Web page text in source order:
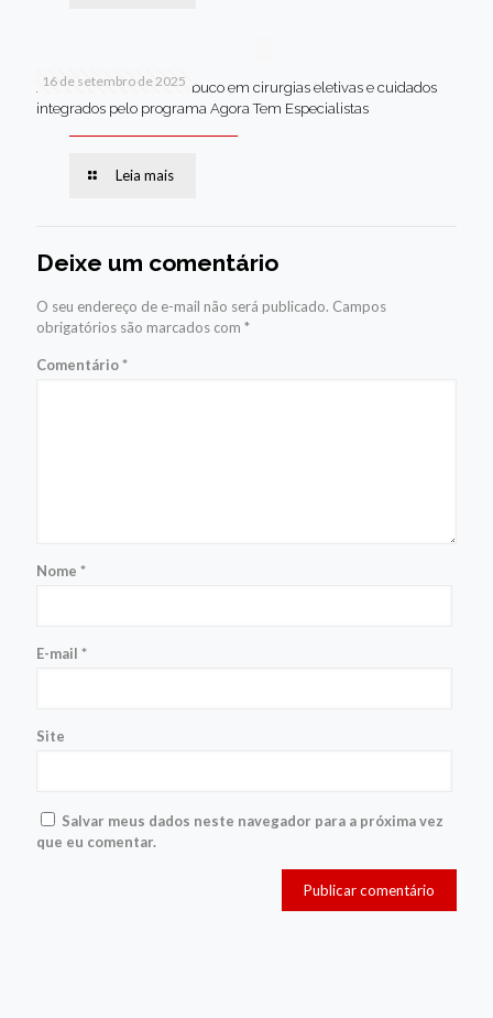
16 de setembro de 2025
Jaboatão lidera Pernambuco em cirurgias eletivas e cuidados
integrados pelo programa Agora Tem Especialistas
Leia mais
Deixe um comentário
O seu endereço de e-mail não será publicado. Campos
obrigatórios são marcados com *
Comentário*
Nome *
E-mail *
Site
Salvar meus dados neste navegador para a próxima vez
que eu comentar.